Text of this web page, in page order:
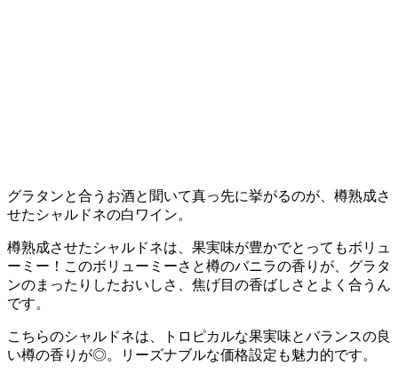
グラタンと合うお酒と聞いて真っ先に挙がるのが、樽熟成さ
せたシャルドネの白ワイン。
樽熟成させたシャルドネは、果実味が豊かでとってもボリュ
ーミー！このボリューミーさと樽のバニラの香りが、グラタ
ンのまったりしたおいしさ、焦げ目の香ばしさとよく合うん
です。
こちらのシャルドネは、トロピカルな果実味とバランスの良
い樽の香りが◎。リーズナブルな価格設定も魅力的です。